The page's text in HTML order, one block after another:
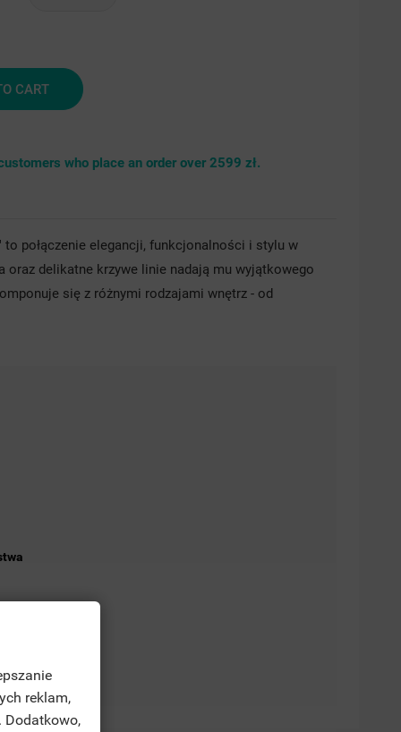
CART
who place an order over 2599 zł.
to połączenie elegancji, funkcjonalności i stylu w
oraz delikatne krzywe linie nadają mu wyjątkowego
się z różnymi rodzajami wnętrz - od
reklam,
Dodatkowo,